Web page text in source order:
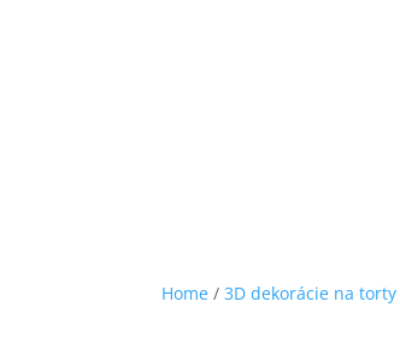
Home /3D dekorácie na torty